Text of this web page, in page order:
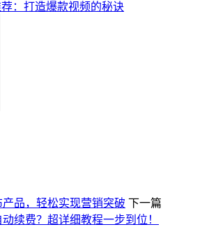
：打造爆款视频的秘诀
品，轻松实现营销突破 下一篇
续费？超详细教程一步到位！